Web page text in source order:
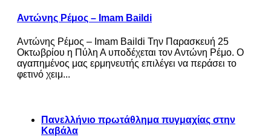
Αντώνης Ρέμος – Imam Baildi
Αντώνης Ρέμος – Imam Baildi Την Παρασκευή 25
Οκτωβρίου η Πύλη Α υποδέχεται τον Αντώνη Ρέμο. Ο
αγαπημένος μας ερμηνευτής επιλέγει να περάσει το
φετινό χειμ...
Πανελλήνιο πρωτάθλημα πυγμαχίας στην
Καβάλα